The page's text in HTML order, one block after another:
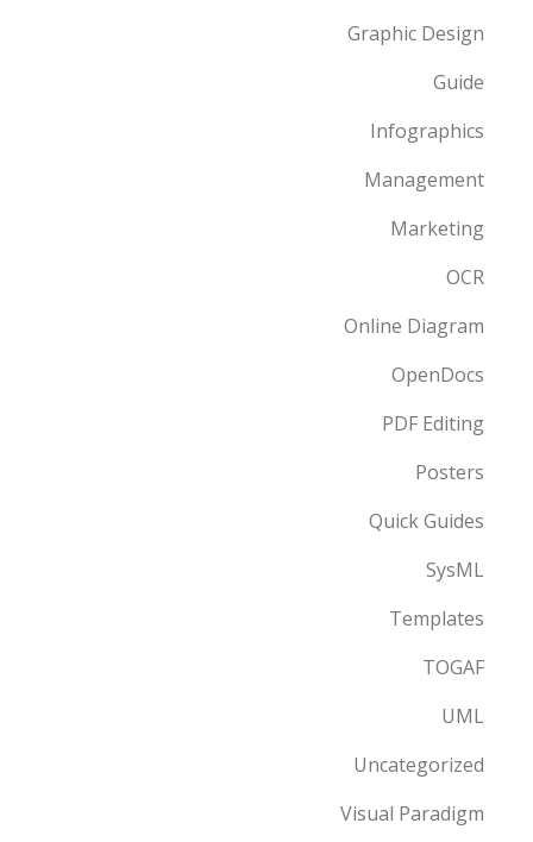
Graphic Design
Guide
Infographics
Management
Marketing
OCR
Online Diagram
OpenDocs
PDF Editing
Posters
Quick Guides
SysML
Templates
TOGAF
UML
Uncategorized
Visual Paradigm